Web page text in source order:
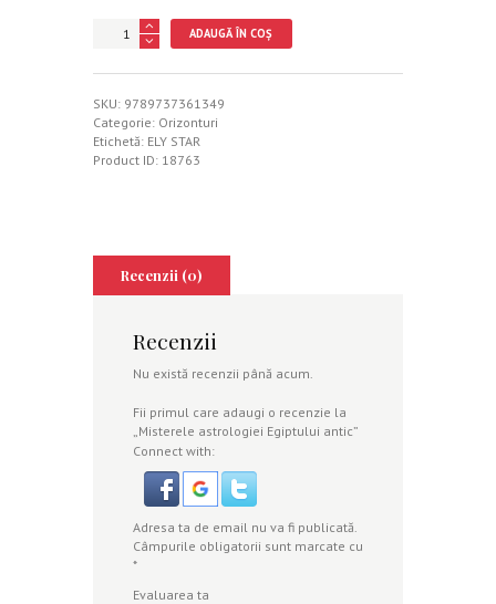
Cantitate
Misterele
antic
ADAUGĂ ÎN COȘ
SKU: 9789737361349
Categorie: Orizonturi
Etichetă: ELY STAR
Product ID: 18763
Recenzii (0)
Recenzii
Nu există recenzii până acum.
Fii primul care adaugi o recenzie la
„Misterele astrologiei Egiptului antic”
Connect with:
Adresa ta de email nu va fi publicată.
Câmpurile obligatorii sunt marcate cu
*
Evaluarea ta